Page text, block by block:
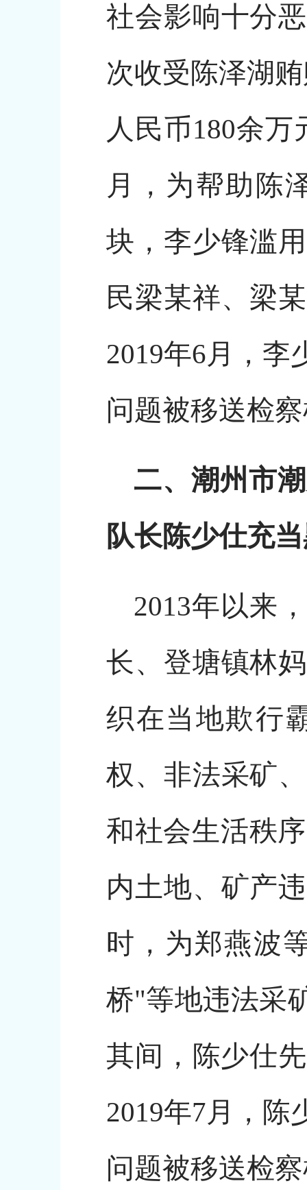
社会影响十分
次收受陈泽湖
人民币180余
月，为帮助陈
块，李少锋滥
民梁某祥、梁
2019年6月，李
问题被移送检
二、潮州市
队长陈少仕充
2013年以来
长、登塘镇林
织在当地欺行
权、非法采矿
和社会生活秩
内土地、矿产
时，为郑燕波
桥"等地违法采
其间，陈少仕
2019年7月，陈
问题被移送检